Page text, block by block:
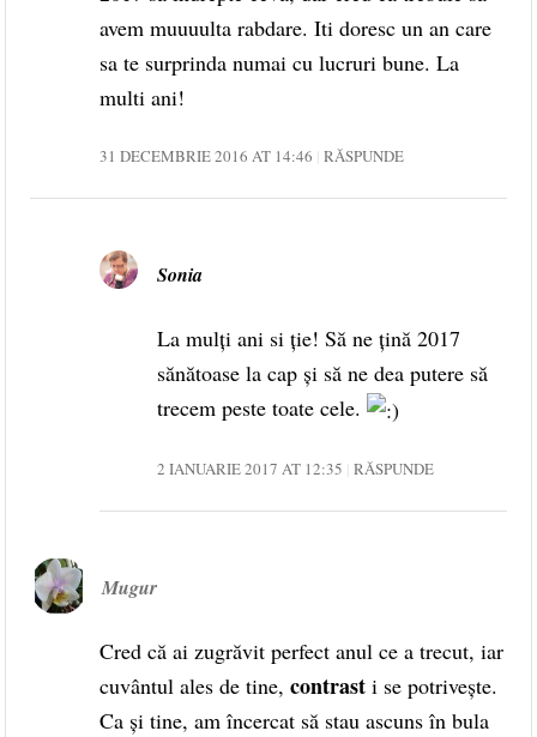
avem muuuulta rabdare. Iti doresc un an care
sa te surprinda numai cu lucruri bune. La
multi ani!
31 DECEMBRIE 2016 AT 14:46 RĂSPUNDE
Sonia
La mulți ani si ție! Să ne țină 2017
sănătoase la cap și să ne dea putere să
trecem peste toate cele.
2 IANUARIE 2017 AT 12:35 RĂSPUNDE
Mugur
Cred că ai zugrăvit perfect anul ce a trecut, iar
cuvântul ales de tine,contrast i se potrivește.
Ca și tine, am încercat să stau ascuns în bula